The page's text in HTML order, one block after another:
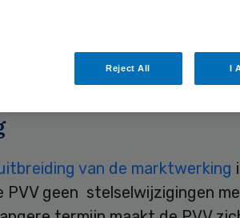
Daarnaast wil de
om tienduizend extra
aan te stellen.
van de marktwerking
PVV geen stelselwijzigingen
Reject All I